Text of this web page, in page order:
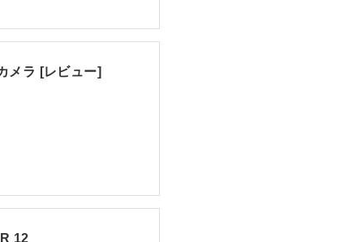
メラ [レビュー]
12